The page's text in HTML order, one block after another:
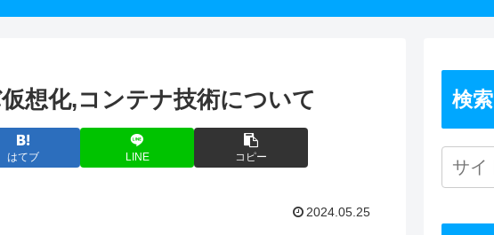
想化,コンテナ技術について
はてブ LINE コピー
2024.05.25
検索